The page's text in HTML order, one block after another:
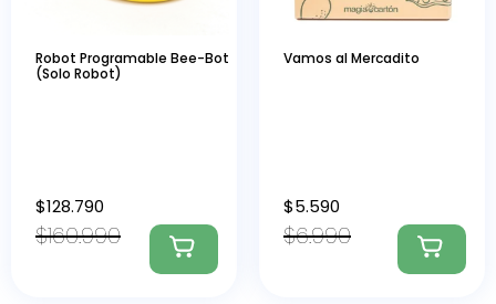
Robot Programable Bee-Bot
(Solo Robot)
$160.990
$128.790
Vamos al Mercadito
$6.990
$5.590